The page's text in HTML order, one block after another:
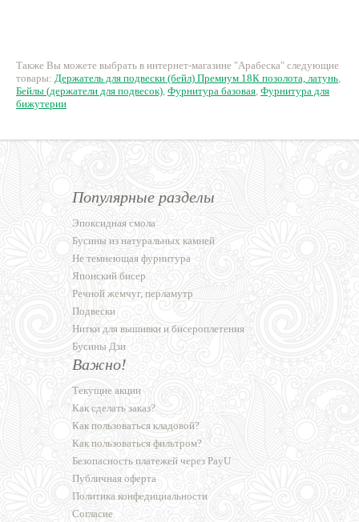
Также Вы можете выбрать в интернет-магазине "Арабеска" следующие
товары: Держатель для подвески (бейл) Премиум 18К позолота, латунь,
Бейлы (держатели для подвесок), Фурнитура базовая, Фурнитура для
бижутерии
Популярные разделы
Эпоксидная смола
Бусины из натуральных камней
Не темнеющая фурнитура
Японский бисер
Речной жемчуг, перламутр
Подвески
Нитки для вышивки и бисероплетения
Бусины Дзи
Важно!
Текущие акции
Как сделать заказ?
Как пользоваться кладовой?
Как пользоваться фильтром?
Безопасность платежей через PayU
Публичная оферта
Политика конфедициальности
Согласие